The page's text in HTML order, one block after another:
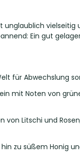
unglaublich vielseitig
Ein gut
für Abwechslung
mit Noten von
Litschi und
zu süßem Honig